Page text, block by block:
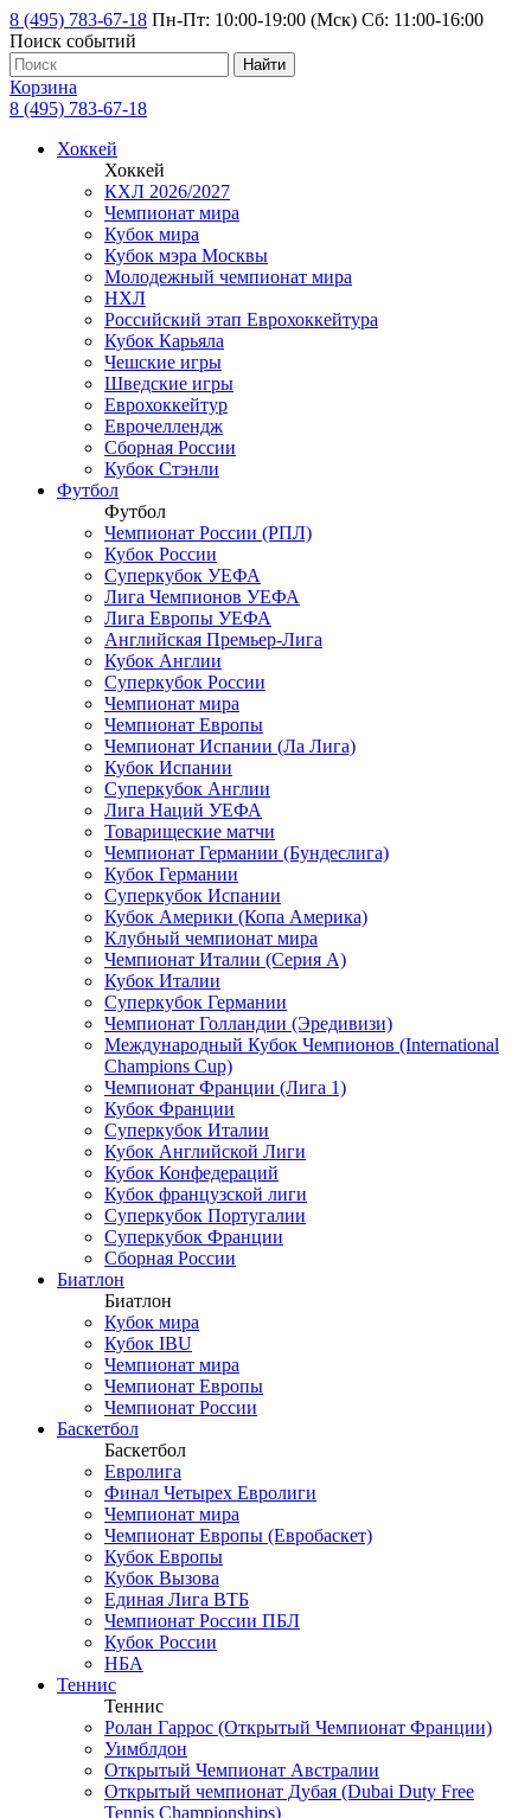
8 (495) 783-67-18 Пн-Пт: 10:00-19:00 (Мск) Сб: 11:00-16:00
Поиск событий
Найти
Корзина
8 (495) 783-67-18
Хоккей
Хоккей
КХЛ 2026/2027
Чемпионат мира
Кубок мира
Кубок мэра Москвы
Молодежный чемпионат мира
НХЛ
Российский этап Еврохоккейтура
Кубок Карьяла
Чешские игры
Шведские игры
Еврохоккейтур
Еврочеллендж
Сборная России
Кубок Стэнли
Футбол
Футбол
Чемпионат России (РПЛ)
Кубок России
Суперкубок УЕФА
Лига Чемпионов УЕФА
Лига Европы УЕФА
Английская Премьер-Лига
Кубок Англии
Суперкубок России
Чемпионат мира
Чемпионат Европы
Чемпионат Испании (Ла Лига)
Кубок Испании
Суперкубок Англии
Лига Наций УЕФА
Товарищеские матчи
Чемпионат Германии (Бундеслига)
Кубок Германии
Суперкубок Испании
Кубок Америки (Копа Америка)
Клубный чемпионат мира
Чемпионат Италии (Серия А)
Кубок Италии
Суперкубок Германии
Чемпионат Голландии (Эредивизи)
Международный Кубок Чемпионов (International
Champions Cup)
Чемпионат Франции (Лига 1)
Кубок Франции
Суперкубок Италии
Кубок Английской Лиги
Кубок Конфедераций
Кубок французской лиги
Суперкубок Португалии
Суперкубок Франции
Сборная России
Биатлон
Биатлон
Кубок мира
Кубок IBU
Чемпионат мира
Чемпионат Европы
Чемпионат России
Баскетбол
Баскетбол
Евролига
Финал Четырех Евролиги
Чемпионат мира
Чемпионат Европы (Евробаскет)
Кубок Европы
Кубок Вызова
Единая Лига ВТБ
Чемпионат России ПБЛ
Кубок России
НБА
Теннис
Теннис
Ролан Гаррос (Открытый Чемпионат Франции)
Уимблдон
Открытый Чемпионат Австралии
Открытый чемпионат Дубая (Dubai Duty Free
Tennis Championships)